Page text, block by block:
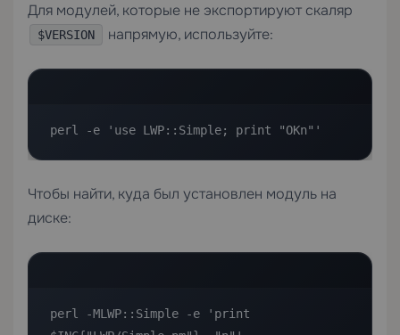
Для модулей, которые не экспортируют скаляр
$VERSION напрямую, используйте:
perl -e 'use LWP::Simple; print "OKn"'
Чтобы найти, куда был установлен модуль на
диске:
perl -MLWP::Simple -e 'print